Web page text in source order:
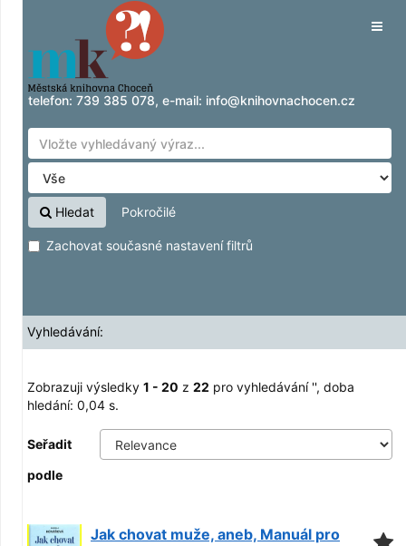
Zobrazuji výsledky1 - 20
Přeskočit na obsah
telefon: 739 385 078, e-mail: info@knihovnachocen.cz
Hledat Pokročilé
Zachovat současné nastavení filtrů
Vyhledávání:
Zobrazuji výsledky 1 - 20 z 22 pro vyhledávání '', doba
hledání: 0,04 s.
Seřadit
podle
Jak chovat muže, aneb, Manuál pro